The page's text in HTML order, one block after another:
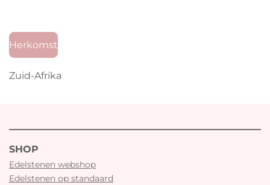
Herkomst
Zuid-Afrika
SHOP
Edelstenen webshop
Edelstenen op standaard